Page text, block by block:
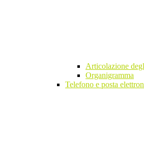
Articolazione
Organigramma
Telefono e posta